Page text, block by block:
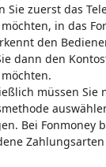
Sie zuerst das
in das
den
dann den
müssen Sie
Bei Fonmoney